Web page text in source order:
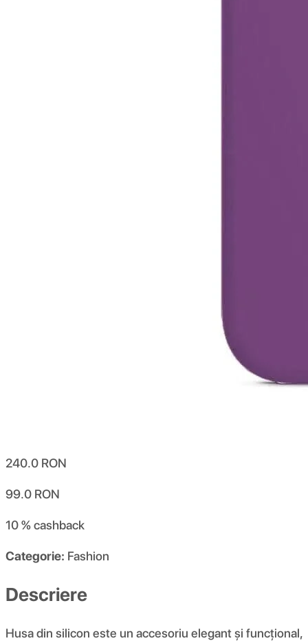
240.0 RON
99.0 RON
10 %cashback
Categorie: Fashion
Descriere
Husa din silicon este un accesoriu elegant și funcțional,